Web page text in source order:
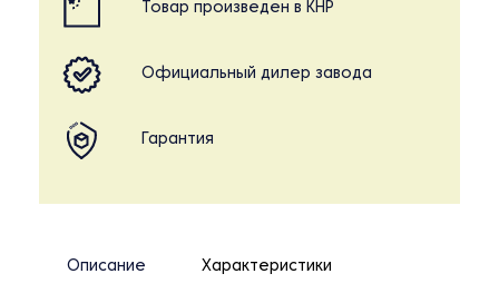
Товар произведен в КНР
Официальный дилер завода
Гарантия
Описание Характеристики